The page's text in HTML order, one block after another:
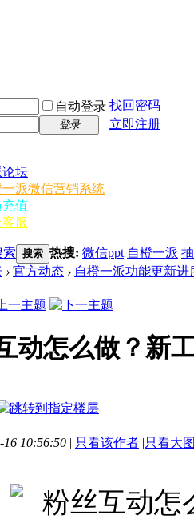
自动登录 找回密码
登录
立即注册
论坛
一派微信营销系统
值
服
索 搜索 热搜: 微信ppt 自橙一派
› 官方动态 › 自橙一派功能更新进
动怎么做？新
10:56:50 | 只看该作者 |只看大